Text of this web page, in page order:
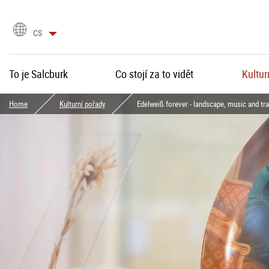
language
selection
CS
To je Salcburk Co stojí za to vidět
Home Kulturní pořady Edelweiß forever - landscape, music and